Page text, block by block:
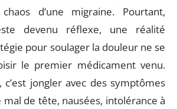
d’une migraine. Pourtant,
devenu réflexe, une réalité
pour soulager la douleur ne se
le premier médicament venu.
c’est jongler avec des symptômes
de tête, nausées, intolérance à